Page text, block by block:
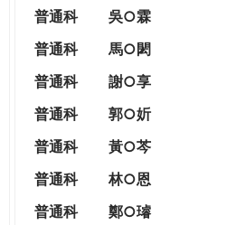
普通科
吳○霖
普通科
馬○閎
普通科
謝○享
普通科
郭○妡
普通科
黃○芩
普通科
林○恩
普通科
鄭○璿